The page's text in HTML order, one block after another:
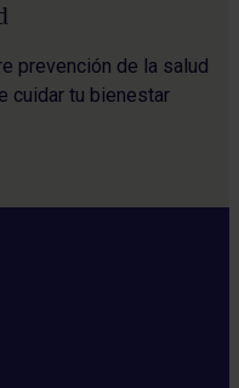
prevención de la salud
cuidar tu bienestar